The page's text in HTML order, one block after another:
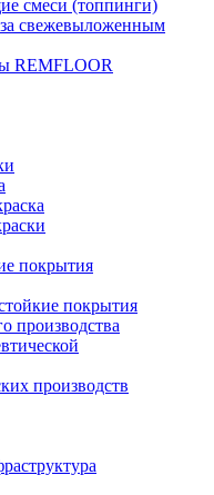
смеси (топпинги)
свежевыложенным
REMFLOOR
покрытия
покрытия
производства
производств